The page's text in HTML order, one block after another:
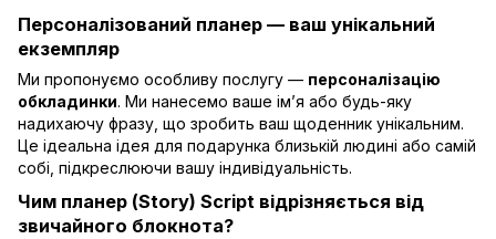
Персоналізований планер — ваш унікальний
екземпляр
Ми пропонуємо особливу послугу — персоналізацію
обкладинки. Ми нанесемо ваше ім’я або будь-яку
надихаючу фразу, що зробить ваш щоденник унікальним.
Це ідеальна ідея для подарунка близькій людині або самій
собі, підкреслюючи вашу індивідуальність.
Чим планер (Story) Script відрізняється від
звичайного блокнота?